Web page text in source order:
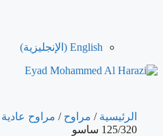
English
( الإنجليزية)
الرئيسية / مراوح / مراوح عادية
125/320 ساسو